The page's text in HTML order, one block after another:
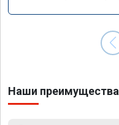
Наши преимущества